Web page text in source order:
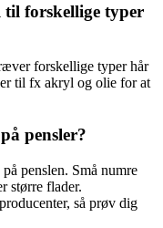
til forskellige typer
forskellige typer hår
til fx akryl og olie for at
pensler?
penslen. Små numre
større flader.
så prøv dig